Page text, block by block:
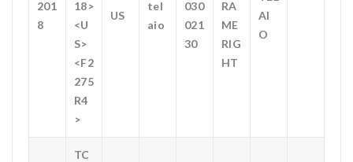
201
8
18>
<U
S>
<F2
275
R4
>
US
tel
aio
030
021
30
RA
ME
RIG
HT
AI
O
TC